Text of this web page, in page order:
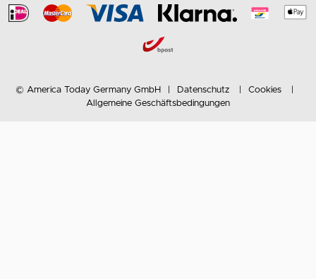
© America Today Germany GmbH Datenschutz
Cookies
Allgemeine Geschäftsbedingungen